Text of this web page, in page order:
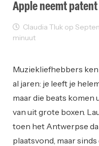
Apple neemt
Claudia Tluk op
minuut
Muziekliefhebbers
al jaren: je leeft je
maar die beats
van uit grote boxen.
toen het Antwerpse
plaatsvond, maar